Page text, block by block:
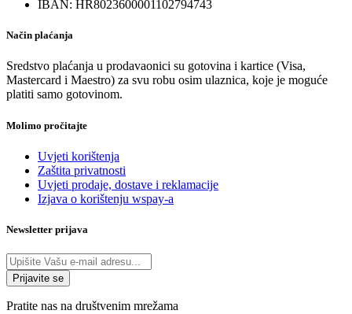
IBAN: HR8023600001102794743
Način plaćanja
Sredstvo plaćanja u prodavaonici su gotovina i kartice (Visa,
Mastercard i Maestro) za svu robu osim ulaznica, koje je moguće
platiti samo gotovinom.
Molimo pročitajte
Uvjeti korištenja
Zaštita privatnosti
Uvjeti prodaje, dostave i reklamacije
Izjava o korištenju wspay-a
Newsletter prijava
Pratite nas na društvenim mrežama